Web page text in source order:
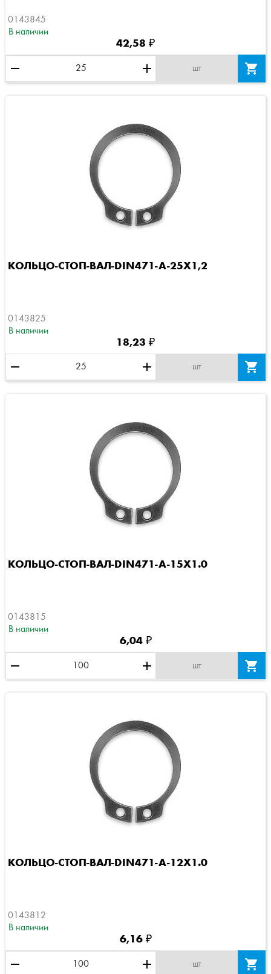
0143845
В наличии
42,58 ₽
remove add шт 
КОЛЬЦО-СТОП-ВАЛ-DIN471-A-25X1,2
0143825
В наличии
18,23 ₽
remove add шт 
КОЛЬЦО-СТОП-ВАЛ-DIN471-A-15X1.0
0143815
В наличии
6,04 ₽
remove add шт 
КОЛЬЦО-СТОП-ВАЛ-DIN471-A-12X1.0
0143812
В наличии
6,16 ₽
remove add шт 